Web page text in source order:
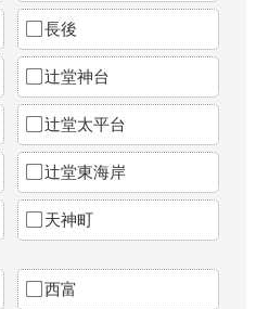
長後
辻堂神台
辻堂太平台
辻堂東海岸
天神町
西富